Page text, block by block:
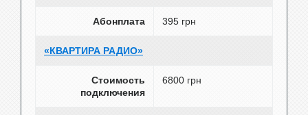
Абонплата 395 грн
«КВАРТИРА РАДИО»
Стоимость
подключения
6800 грн